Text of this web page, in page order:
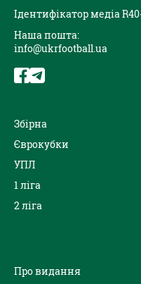
Ідентифікатор медіа
Наша пошта:
info@ukrfootball.ua
Збірна
Єврокубки
УПЛ
1 ліга
2 ліга
Про видання